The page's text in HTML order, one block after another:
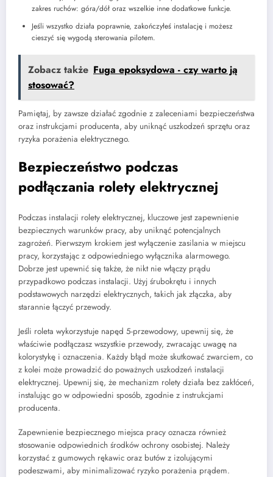
zakres ruchów: góra/dół oraz wszelkie inne dodatkowe funkcje.
Jeśli wszystko działa poprawnie, zakończyłeś instalację i możesz
cieszyć się wygodą sterowania pilotem.
Zobacz także Fuga epoksydowa - czy warto ją
stosować?
Pamiętaj, by zawsze działać zgodnie z zaleceniami bezpieczeństwa
oraz instrukcjami producenta, aby uniknąć uszkodzeń sprzętu oraz
ryzyka porażenia elektrycznego.
Bezpieczeństwo podczas
podłączania rolety elektrycznej
Podczas instalacji rolety elektrycznej, kluczowe jest zapewnienie
bezpiecznych warunków pracy, aby uniknąć potencjalnych
zagrożeń. Pierwszym krokiem jest wyłączenie zasilania w miejscu
pracy, korzystając z odpowiedniego wyłącznika alarmowego.
Dobrze jest upewnić się także, że nikt nie włączy prądu
przypadkowo podczas instalacji. Użyj śrubokrętu i innych
podstawowych narzędzi elektrycznych, takich jak złączka, aby
starannie łączyć przewody.
Jeśli roleta wykorzystuje napęd 5-przewodowy, upewnij się, że
właściwie podłączasz wszystkie przewody, zwracając uwagę na
kolorystykę i oznaczenia. Każdy błąd może skutkować zwarciem, co
z kolei może prowadzić do poważnych uszkodzeń instalacji
elektrycznej. Upewnij się, że mechanizm rolety działa bez zakłóceń,
instalując go w odpowiedni sposób, zgodnie z instrukcjami
producenta.
Zapewnienie bezpiecznego miejsca pracy oznacza również
stosowanie odpowiednich środków ochrony osobistej. Należy
korzystać z gumowych rękawic oraz butów z izolującymi
podeszwami, aby minimalizować ryzyko porażenia prądem.